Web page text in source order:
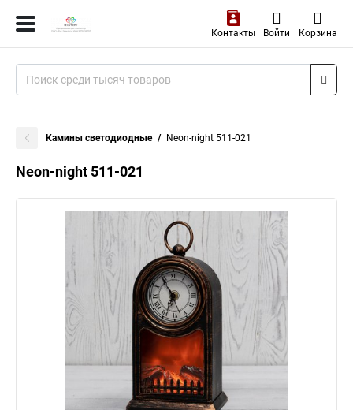
Контакты Войти Корзина
Камины светодиодные Neon-night 511-021
Neon-night 511-021